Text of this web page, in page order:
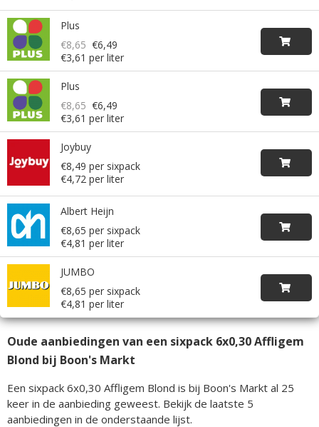
Plus
€8,65 €6,49
€3,61 per liter
Plus
€8,65 €6,49
€3,61 per liter
Joybuy
€8,49 per sixpack
€4,72 per liter
Albert Heijn
€8,65 per sixpack
€4,81 per liter
JUMBO
€8,65 per sixpack
€4,81 per liter
Oude aanbiedingen van een sixpack 6x0,30 Affligem
Blond bij Boon's Markt
Een sixpack 6x0,30 Affligem Blond is bij Boon's Markt al 25
keer in de aanbieding geweest. Bekijk de laatste 5
aanbiedingen in de onderstaande lijst.